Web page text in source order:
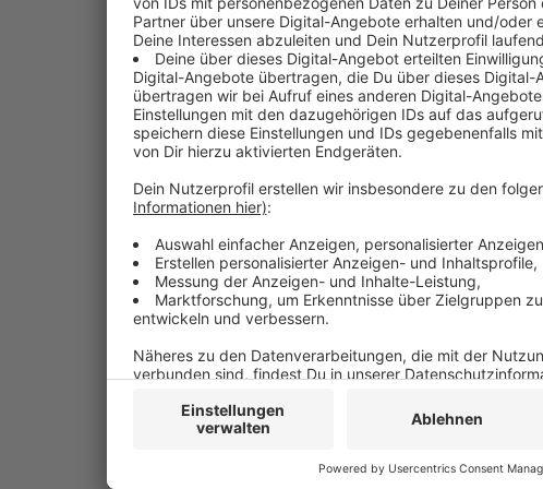
Millionen Euro. Heute Morgen
bessere öffentlichen Toiletten
Veröffentlicht:Freitag, 28.03.2025
Anzeige